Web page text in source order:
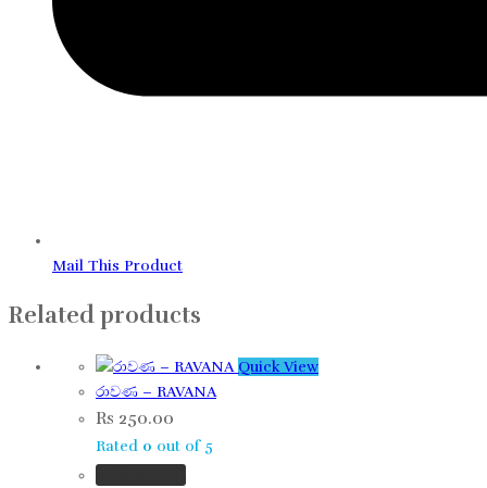
Mail This Product
Related products
Quick View
රාවණ​ – RAVANA
Rs 250.00
Rated 0 out of 5